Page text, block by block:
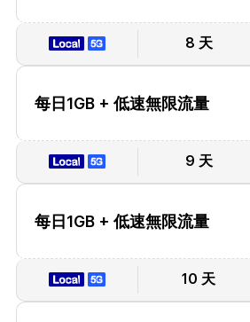
8 天
每日1GB + 低速無限流量
9 天
每日1GB + 低速無限流量
10 天